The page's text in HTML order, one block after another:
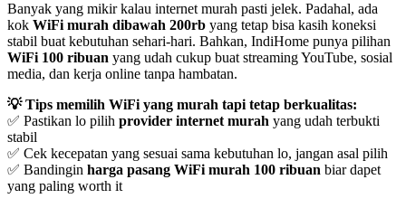
Banyak yang mikir kalau internet murah pasti jelek. Padahal, ada
kok WiFi murah dibawah 200rb yang tetap bisa kasih koneksi
stabil buat kebutuhan sehari-hari. Bahkan, IndiHome punya pilihan
WiFi 100 ribuan yang udah cukup buat streaming YouTube, sosial
media, dan kerja online tanpa hambatan.
💡 Tips memilih WiFi yang murah tapi tetap berkualitas:
✅ Pastikan lo pilih provider internet murah yang udah terbukti
stabil
✅ Cek kecepatan yang sesuai sama kebutuhan lo, jangan asal pilih
✅ Bandingin harga pasang WiFi murah 100 ribuan biar dapet
yang paling worth it